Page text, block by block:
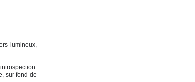
lumineux,
sur fond de